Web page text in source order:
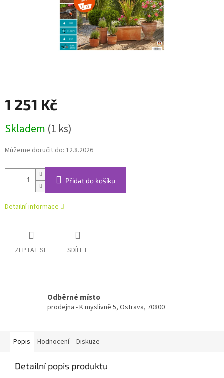
1 251 Kč
cena:
Skladem (1 ks)
Můžeme doručit do: 12.8.2026
Přidat do košíku
Detailní informace
ZEPTAT SE SDÍLET
Odběrné místo
prodejna - K myslivně 5, Ostrava, 70800
Popis Hodnocení Diskuze
Detailní popis produktu